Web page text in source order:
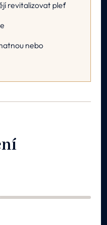
Poskytuje komplexní
pleti v jednom
revitalizovat pleť
nebo
2 3 4